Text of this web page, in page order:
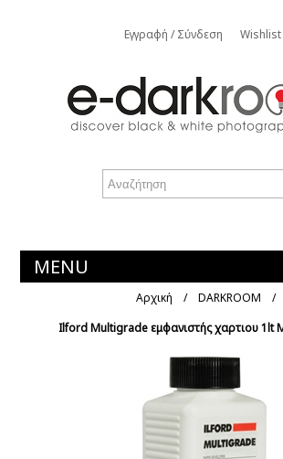
Εγγραφή / Σύνδεση Wishlist
MENU
Αρχική / DARKROOM
/
Ilford Multigrade εμφανιστής χαρτιου 1lt